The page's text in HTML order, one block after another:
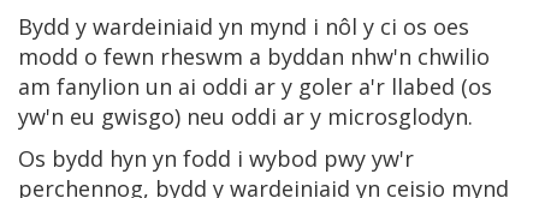
Bydd y wardeiniaid yn mynd i nôl y ci os oes
modd o fewn rheswm a byddan nhw'n chwilio
am fanylion un ai oddi ar y goler a'r llabed (os
yw'n eu gwisgo) neu oddi ar y microsglodyn.
Os bydd hyn yn fodd i wybod pwy yw'r
perchennog, bydd y wardeiniaid yn ceisio mynd